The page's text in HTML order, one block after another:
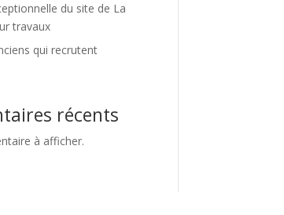
du site de La
travaux
qui recrutent
récents
à afficher.